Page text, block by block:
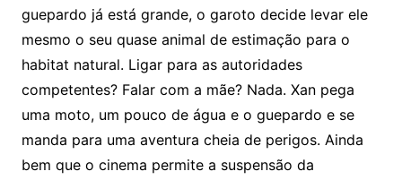
guepardo já está grande, o garoto decide levar ele
mesmo o seu quase animal de estimação para o
habitat natural. Ligar para as autoridades
competentes? Falar com a mãe? Nada. Xan pega
uma moto, um pouco de água e o guepardo e se
manda para uma aventura cheia de perigos. Ainda
bem que o cinema permite a suspensão da